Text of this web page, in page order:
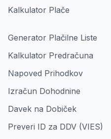
Kalkulator Plače
Generator Plačilne Liste
Kalkulator Predračuna
Napoved Prihodkov
Izračun Dohodnine
Davek na Dobiček
Preveri ID za DDV (VIES)